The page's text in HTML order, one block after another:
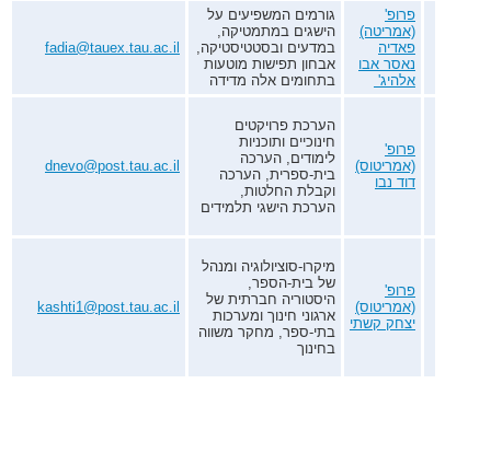
פרופ'
(אמריטה)
פאדיה
נאסר אבו
אלהיג'
גורמים המשפיעים על
הישגים במתמטיקה,
במדעים ובסטטיסטיקה,
אבחון תפישות מוטעות
בתחומים אלה מדידה
fadia@tauex.tau.ac.il
פרופ'
(אמריטוס)
דוד נבו
הערכת פרויקטים
חינוכיים ותוכניות
לימודים, הערכה
בית-ספרית, הערכה
וקבלת החלטות,
הערכת הישגי תלמידים
dnevo@post.tau.ac.il
פרופ'
(אמריטוס)
יצחק קשתי
מיקרו-סוציולוגיה ומנהל
של בית-הספר,
היסטוריה חברתית של
ארגוני חינוך ומערכות
בתי-ספר, מחקר משווה
בחינוך
kashti1@post.tau.ac.il